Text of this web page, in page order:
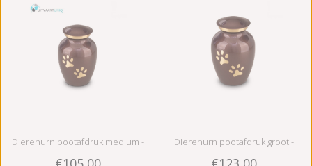
Dierenurn pootafdruk medium - Dierenurn pootafdruk groot -